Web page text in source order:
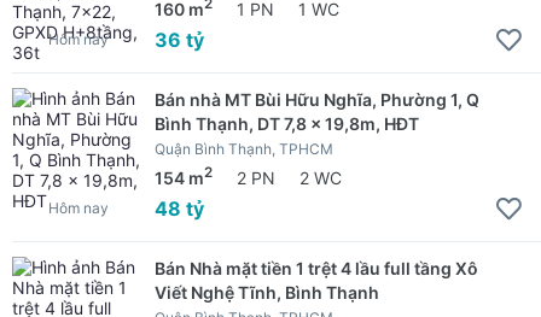
160 m2 1 PN 1 WC
36 tỷ
Hôm nay
Bán nhà MT Bùi Hữu Nghĩa, Phường 1, Q
Bình Thạnh, DT 7,8 x 19,8m, HĐT
Quận Bình Thạnh, TPHCM
154 m2 2 PN 2 WC
48 tỷ
Hôm nay
Bán Nhà mặt tiền 1 trệt 4 lầu full tầng Xô
Viết Nghệ Tĩnh, Bình Thạnh